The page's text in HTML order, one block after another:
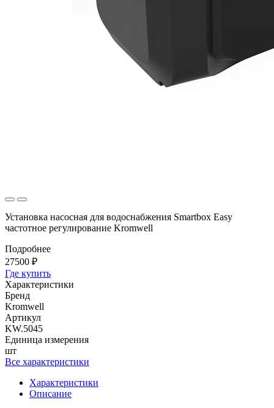
Установка насосная для водоснабжения Smartbox Easy
частотное регулирование Kromwell
Подробнее
27500 ₽
Где купить
Характеристики
Бренд
Kromwell
Артикул
KW.5045
Единица измерения
шт
Все характеристики
Характеристики
Описание